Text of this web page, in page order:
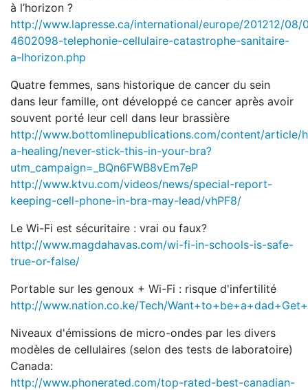
à l’horizon ?
http://www.lapresse.ca/international/europe/201212/08/
4602098-telephonie-cellulaire-catastrophe-sanitaire-
a-lhorizon.php
Quatre femmes, sans historique de cancer du sein
dans leur famille, ont développé ce cancer après avoir
souvent porté leur cell dans leur brassière
http://www.bottomlinepublications.com/content/article/
a-healing/never-stick-this-in-your-bra?
utm_campaign=_BQn6FWB8vEm7eP
http://www.ktvu.com/videos/news/special-report-
keeping-cell-phone-in-bra-may-lead/vhPF8/
Le Wi-Fi est sécuritaire : vrai ou faux?
http://www.magdahavas.com/wi-fi-in-schools-is-safe-
true-or-false/
Portable sur les genoux + Wi-Fi : risque d'infertilité
http://www.nation.co.ke/Tech/
Niveaux d'émissions de micro-ondes par les divers
modèles de cellulaires (selon des tests de laboratoire)
Canada:
http://www.phonerated.com/top-rated-best-canadian-